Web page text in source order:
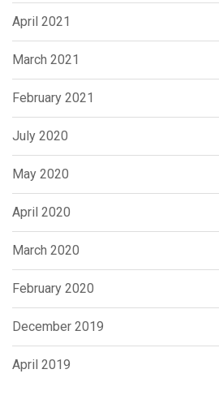
April 2021
March 2021
February 2021
July 2020
May 2020
April 2020
March 2020
February 2020
December 2019
April 2019